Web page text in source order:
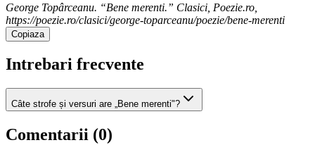
George Topârceanu. “Bene merenti.” Clasici, Poezie.ro,
https://poezie.ro/clasici/george-toparceanu/poezie/bene-merenti
Copiaza
Intrebari frecvente
Câte strofe și versuri are „Bene merenti"?
Comentarii (0)